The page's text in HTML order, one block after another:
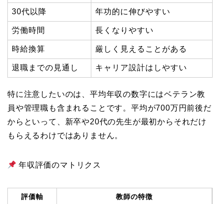
30代以降 年功的に伸びやすい
労働時間 長くなりやすい
時給換算 厳しく見えることがある
退職までの見通し キャリア設計はしやすい
特に注意したいのは、平均年収の数字にはベテラン教
員や管理職も含まれることです。平均が700万円前後だ
からといって、新卒や20代の先生が最初からそれだけ
もらえるわけではありません。
年収評価のマトリクス
評価軸 教師の特徴